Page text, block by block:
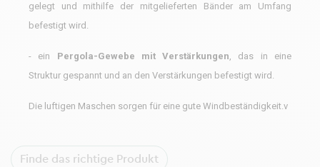
gelegt und mithilfe der mitgelieferten Bänder am Umfang
befestigt wird.
- ein Pergola-Gewebe mit Verstärkungen, das in eine
Struktur gespannt und an den Verstärkungen befestigt wird.
Die luftigen Maschen sorgen für eine gute Windbeständigkeit.v
Finde das richtige Produkt